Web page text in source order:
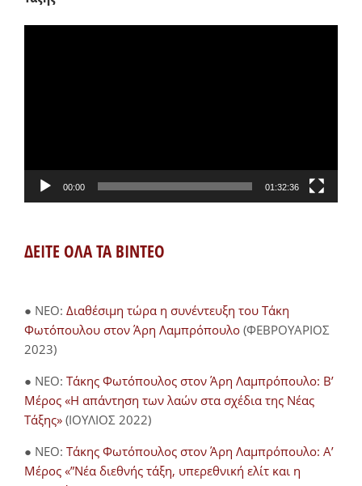
00:00 01:32:36
ΔΕΙΤΕ ΟΛΑ ΤΑ ΒΙΝΤΕΟ
● NEO: Διαθέσιμη τώρα η συνέντευξη του Τάκη
Φωτόπουλου στον Άρη Λαμπρόπουλο (ΦΕΒΡΟΥΑΡΙΟΣ
2023)
● NEO: Τάκης Φωτόπουλος στον Άρη Λαμπρόπουλο: Β’
Μέρος «Η απάντηση των λαών στα σχέδια της Νέας
Τάξης» (ΙΟΥΛΙΟΣ 2022)
● NEO: Τάκης Φωτόπουλος στον Άρη Λαμπρόπουλο: Α’
Μέρος «”Νέα διεθνής τάξη, υπερεθνική ελίτ και η